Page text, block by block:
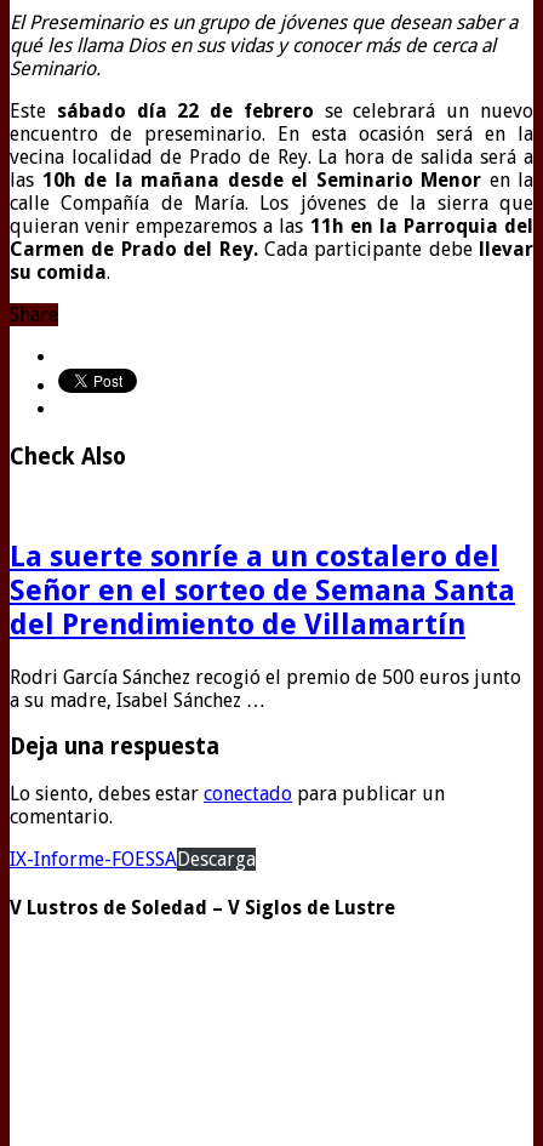
El Preseminario es un grupo de jóvenes que desean saber a
qué les llama Dios en sus vidas y conocer más de cerca al
Seminario.
Este sábado día 22 de febrero se celebrará un nuevo
encuentro de preseminario. En esta ocasión será en la
vecina localidad de Prado de Rey. La hora de salida será a
las 10h de la mañana desde el Seminario Menor en la
calle Compañía de María. Los jóvenes de la sierra que
quieran venir empezaremos a las 11h en la Parroquia del
Carmen de Prado del Rey.Cada participante debe
llevar
su comida.
Share
Check Also
La suerte sonríe a un costalero del
Señor en el sorteo de Semana Santa
del Prendimiento de Villamartín
Rodri García Sánchez recogió el premio de 500 euros junto
a su madre, Isabel Sánchez …
Deja una respuesta
Lo siento, debes estar conectado para publicar un
comentario.
IX-Informe-FOESSADescarga
V Lustros de Soledad – V Siglos de Lustre